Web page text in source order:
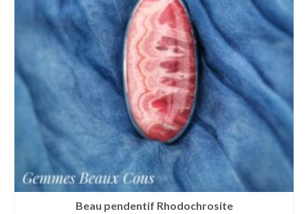
Beau pendentif Rhodochrosite